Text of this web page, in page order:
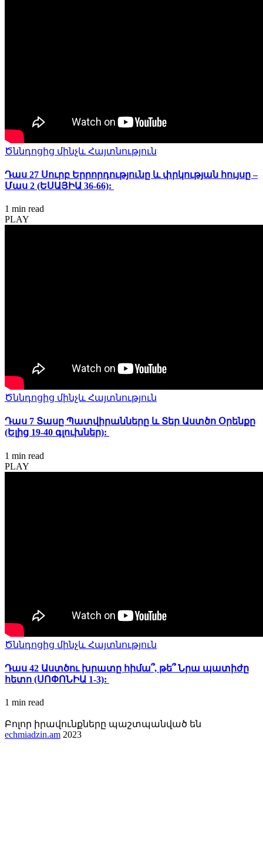
Ծննդոցից մինչև Հայտնություն
Դաս 27 Սուրբ Երրորդությունը և փրկության հույսը –
Մաս 2 (ԵՍԱՅԻԱ 36-66):
1 min read
PLAY
Ծննդոցից մինչև Հայտնություն
Դաս 7 Տասը Պատվիրանները և Տեր Աստծո Օրենքը
(Ելից 19-40 գլուխներ):
1 min read
PLAY
Ծննդոցից մինչև Հայտնություն
Դաս 42 Աստծու խրատը հիմա՞, թե՞ Նրա պատիժը
հետո (ՍՈՓՈՆԻԱ 1-3):
1 min read
Բոլոր իրավունքները պաշտպանված են
echmiadzin.am 2023